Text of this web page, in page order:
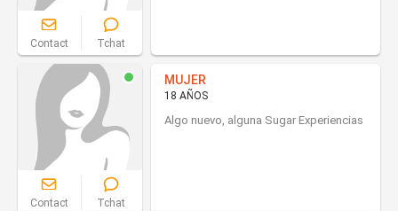
Contact Tchat
Contact Tchat
MUJER
18 AÑOS
Algo nuevo, alguna Sugar Experiencias